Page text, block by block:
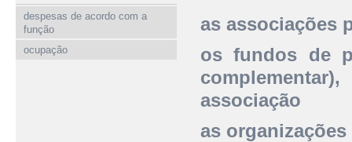
despesas de acordo com a
função
ocupação
as associações
os fundos de
associação
as